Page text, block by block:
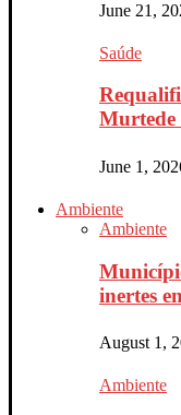
June 21,
Saúde
Murtede
June 1,
Ambiente
Ambiente
inertes
August 1,
Ambiente